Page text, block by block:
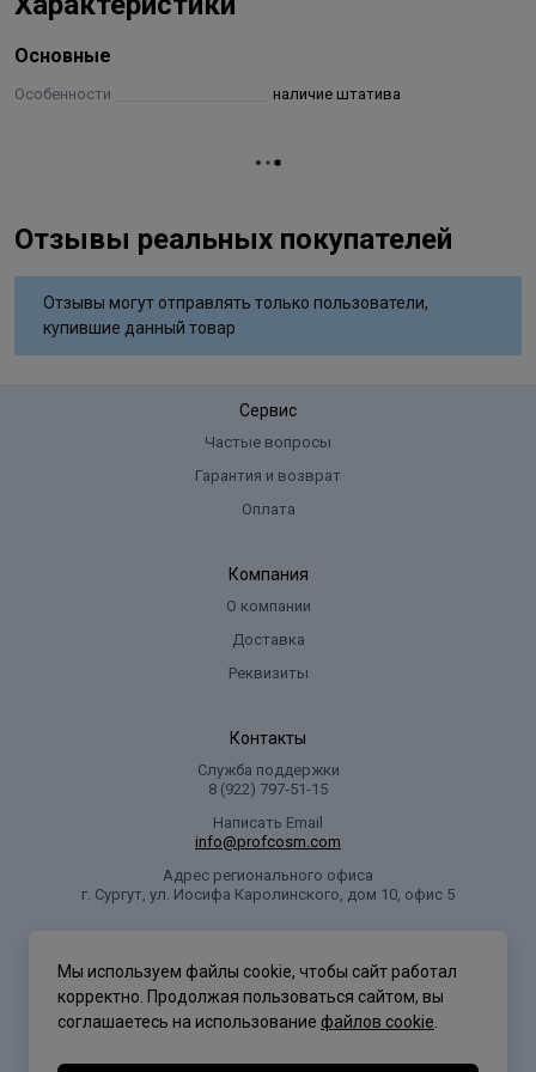
Основные
Особенности наличие штатива
Отзывы реальных покупателей
Отзывы могут отправлять только пользователи,
купившие данный товар
Сервис
Частые вопросы
Гарантия и возврат
Оплата
Компания
О компании
Доставка
Реквизиты
Контакты
Служба поддержки
8 (922) 797‑51-15
Написать Email
info@profcosm.com
Адрес регионального офиса
г. Сургут, ул. Иосифа Каролинского, дом 10, офис 5
Мы используем файлы cookie, чтобы сайт работал
корректно. Продолжая пользоваться сайтом, вы
соглашаетесь на использование файлов cookie